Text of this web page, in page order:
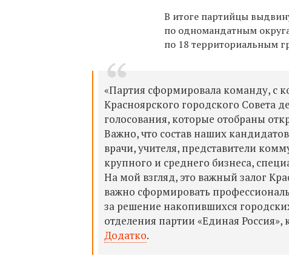
В итоге партийцы
по одномандатным
по 18 территориальным
«Партия сформировала команду, с
Красноярского городского Совета
голосования, которые отобраны
Важно, что состав наших
врачи, учителя, представители
крупного и среднего бизнеса,
На мой взгляд, это важный залог
важно сформировать
за решение накопившихся
отделения партии «Единая
Додатко.